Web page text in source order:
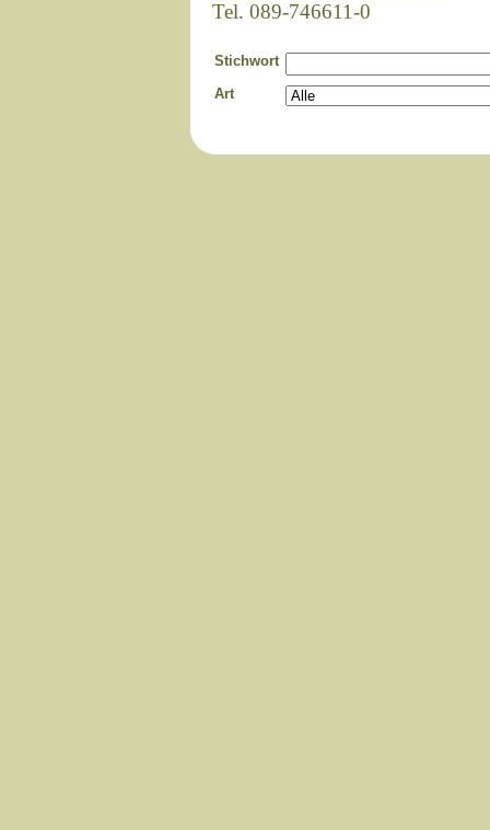
Tel. 089-746611-0
Stichwort
Art